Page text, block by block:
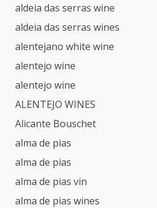
aldeia das serras wine
aldeia das serras wines
alentejano white wine
alentejo wine
alentejo wine
ALENTEJO WINES
Alicante Bouschet
alma de pias
alma de pias
alma de pias vin
alma de pias wines